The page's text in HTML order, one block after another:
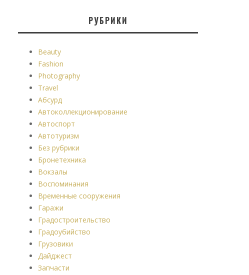
РУБРИКИ
Beauty
Fashion
Photography
Travel
Абсурд
Автоколлекционирование
Автоспорт
Автотуризм
Без рубрики
Бронетехника
Вокзалы
Воспоминания
Временные сооружения
Гаражи
Градостроительство
Градоубийство
Грузовики
Дайджест
Запчасти